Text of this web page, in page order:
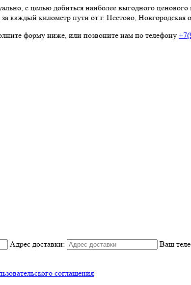
с целью добиться наиболее выгодного
каждый километр пути от г. Пестово, Новгородская
форму ниже, или позвоните нам по телефону
Адрес доставки: Ваш
соглашения